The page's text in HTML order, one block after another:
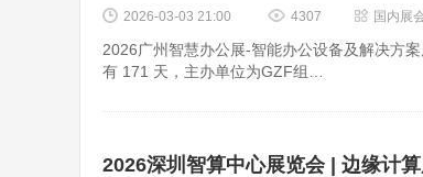
2026-03-03 21:00 4307 国内展
2026广州智慧办公展-智能办公设备及解决方
有 171 天，主办单位为GZF组…
2026深圳智算中心展览会 | 边缘计